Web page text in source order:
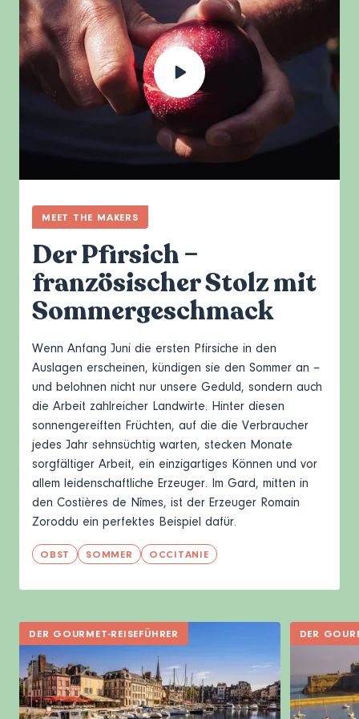
MEET THE MAKERS
Der Pfirsich –
französischer Stolz mit
Sommergeschmack
Wenn Anfang Juni die ersten Pfirsiche in den
Auslagen erscheinen, kündigen sie den Sommer an –
und belohnen nicht nur unsere Geduld, sondern auch
die Arbeit zahlreicher Landwirte. Hinter diesen
sonnengereiften Früchten, auf die die Verbraucher
jedes Jahr sehnsüchtig warten, stecken Monate
sorgfältiger Arbeit, ein einzigartiges Können und vor
allem leidenschaftliche Erzeuger. Im Gard, mitten in
den Costières de Nîmes, ist der Erzeuger Romain
Zoroddu ein perfektes Beispiel dafür.
OBST SOMMER OCCITANIE
DER GOURMET-REISEFÜHRER DER